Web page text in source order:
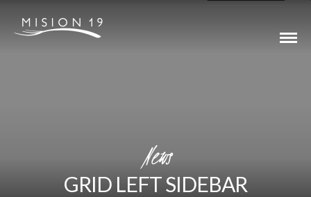
News
GRID LEFT SIDEBAR